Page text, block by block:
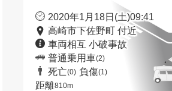
2020年1月18日(土)09:41
高崎市下佐野町 付近
車両相互 小破事故
普通乗用車(2)
死亡(0) 負傷(1)
距離810m